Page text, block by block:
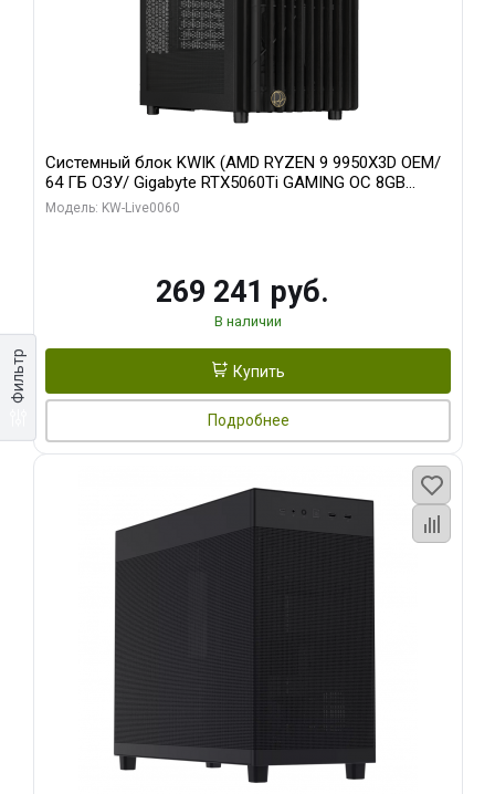
Фильтр
Системный блок KWIK (AMD RYZEN 9 9950X3D OEM/
64 ГБ ОЗУ/ Gigabyte RTX5060Ti GAMING OC 8GB
GDDR7 128bit 3xDP H/ 1 ТБ SSD)
Модель: KW-Live0060
269 241 руб.
В наличии
Купить
Подробнее